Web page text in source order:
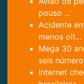
pouso ...
Acidente
menos oit...
Mega 30
seis
Internet